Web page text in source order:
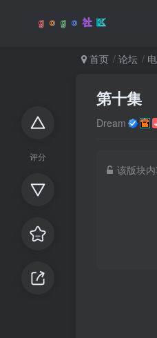
评分
首页 论坛
第十集
Dream
该版块